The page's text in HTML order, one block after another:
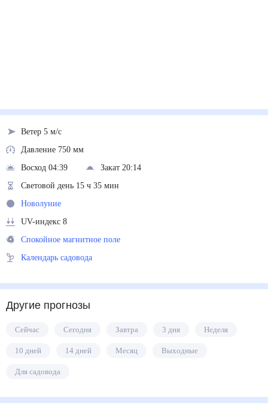
Ветер 5 м/с
Давление 750 мм
Восход 04:39
Закат 20:14
Световой день 15 ч 35 мин
Новолуние
UV-индекс 8
Спокойное магнитное поле
Календарь садовода
Другие прогнозы
Сейчас Сегодня Завтра 3 дня Неделя
10 дней 14 дней Месяц Выходные
Для садовода